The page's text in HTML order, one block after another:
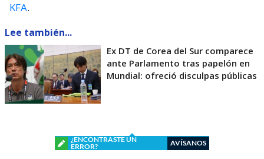
KFA.
Lee también...
Ex DT de Corea del Sur comparece
ante Parlamento tras papelón en
Mundial: ofreció disculpas públicas
¿ENCONTRASTE UN
ERROR?
AVÍSANOS